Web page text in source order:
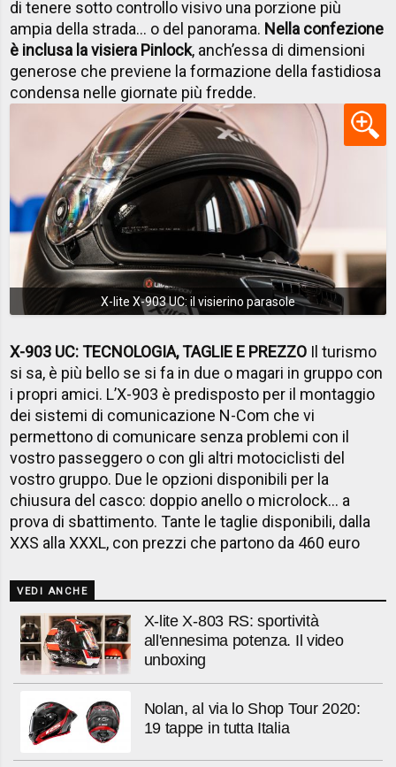
di tenere sotto controllo visivo una porzione più
ampia della strada… o del panorama. Nella confezione
è inclusa la visiera Pinlock, anch’essa di dimensioni
generose che previene la formazione della fastidiosa
condensa nelle giornate più fredde.
X-lite X-903 UC: il visierino parasole
X-903 UC: TECNOLOGIA, TAGLIE E PREZZO Il turismo
si sa, è più bello se si fa in due o magari in gruppo con
i propri amici. L’X-903 è predisposto per il montaggio
dei sistemi di comunicazione N-Com che vi
permettono di comunicare senza problemi con il
vostro passeggero o con gli altri motociclisti del
vostro gruppo. Due le opzioni disponibili per la
chiusura del casco: doppio anello o microlock… a
prova di sbattimento.Tante le taglie disponibili, dalla
XXS alla XXXL, con prezzi che partono da 460 euro
VEDI ANCHE
X-lite X-803 RS: sportività
all'ennesima potenza. Il video
unboxing
Nolan, al via lo Shop Tour 2020:
19 tappe in tutta Italia